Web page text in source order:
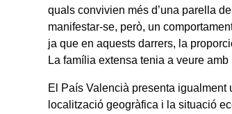
quals convivien més d’una parella
manifestar-se, però, un
ja que en aquests darrers, la
La família extensa tenia a veure
El País Valencià presenta
localització geogràfica i la situació